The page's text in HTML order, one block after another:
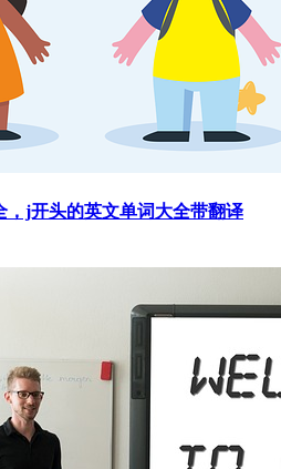
，j开头的英文单词大全带翻译